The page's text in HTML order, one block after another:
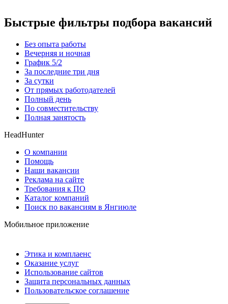
Быстрые фильтры подбора вакансий
Без опыта работы
Вечерняя и ночная
График 5/2
За последние три дня
За сутки
От прямых работодателей
Полный день
По совместительству
Полная занятость
HeadHunter
О компании
Помощь
Наши вакансии
Реклама на сайте
Требования к ПО
Каталог компаний
Поиск по вакансиям в Янгиюле
Мобильное приложение
Этика и комплаенс
Оказание услуг
Использование сайтов
Защита персональных данных
Пользовательское соглашение